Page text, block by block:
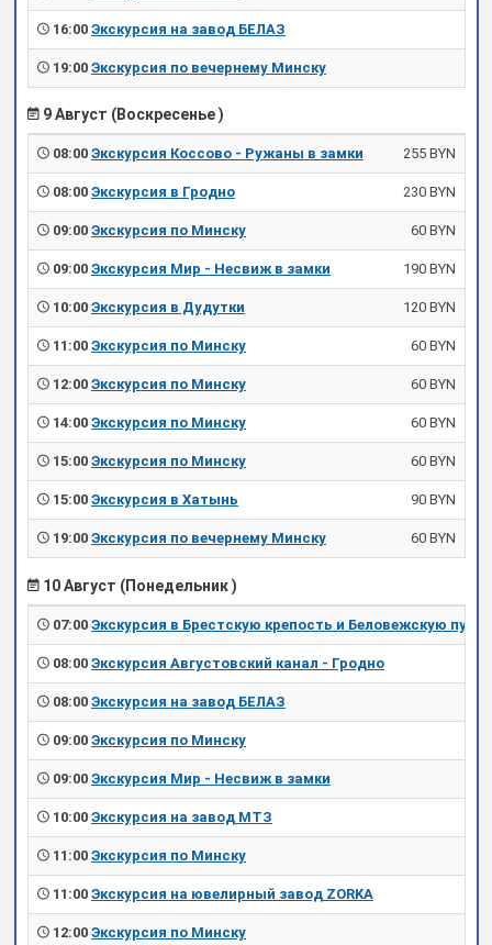
16:00 Экскурсия на завод БЕЛАЗ
19:00 Экскурсия по вечернему Минску
9 Август (Воскресенье )
08:00 Экскурсия Коссово - Ружаны в замки 255 BYN
08:00 Экскурсия в Гродно 230 BYN
09:00 Экскурсия по Минску 60 BYN
09:00 Экскурсия Мир - Несвиж в замки 190 BYN
10:00 Экскурсия в Дудутки 120 BYN
11:00 Экскурсия по Минску 60 BYN
12:00 Экскурсия по Минску 60 BYN
14:00 Экскурсия по Минску 60 BYN
15:00 Экскурсия по Минску 60 BYN
15:00 Экскурсия в Хатынь 90 BYN
19:00 Экскурсия по вечернему Минску 60 BYN
10 Август (Понедельник )
07:00 Экскурсия в Брестскую крепость и Беловежскую пущу
08:00 Экскурсия Августовский канал - Гродно
08:00 Экскурсия на завод БЕЛАЗ
09:00 Экскурсия по Минску
09:00 Экскурсия Мир - Несвиж в замки
10:00 Экскурсия на завод МТЗ
11:00 Экскурсия по Минску
11:00 Экскурсия на ювелирный завод ZORKA
12:00 Экскурсия по Минску